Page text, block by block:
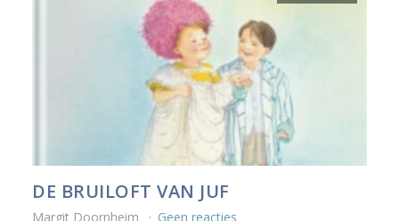
DE BRUILOFT VAN JUF
Margit Doornheim Geen reacties